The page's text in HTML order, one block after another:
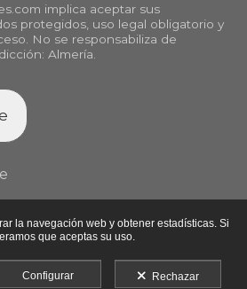
implica aceptar sus
protegidos, uso legal obligatorio y
No se responsabiliza de
Almería.
la navegación web y obtener estadísticas. Si
que aceptas su uso.
Configurar Rechazar